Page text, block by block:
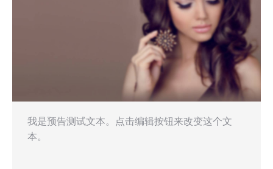
我是预告测试文本。点击编辑按钮来改变这个文
本。